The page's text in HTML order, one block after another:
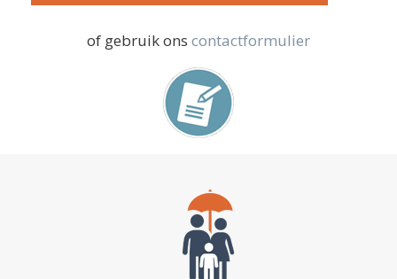
of gebruik ons contactformulier